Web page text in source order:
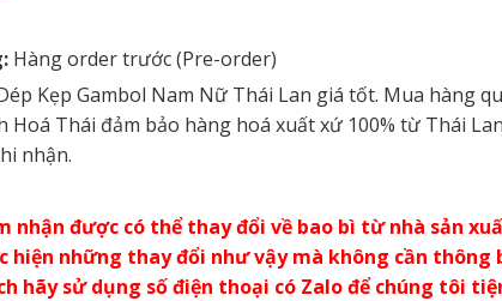
Hàng order trước (Pre-order)
Kẹp Gambol Nam Nữ Thái Lan giá tốt. Mua hàng
Hoá Thái đảm bảo hàng hoá xuất xứ 100% từ Thái
nhận.
nhận được có thể thay đổi về bao bì từ nhà sản
hiện những thay đổi như vậy mà không cần thông
hãy sử dụng số điện thoại có Zalo để chúng tôi